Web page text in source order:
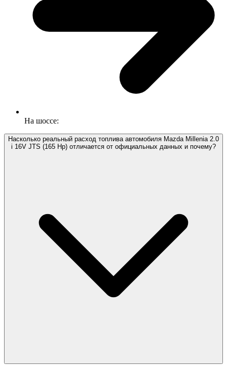
На шоссе:
Насколько реальный расход топлива автомобиля Mazda Millenia 2.0
i 16V JTS (165 Hp) отличается от официальных данных и почему?